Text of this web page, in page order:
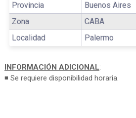
Provincia
Buenos Aires
Zona
CABA
Localidad
Palermo
INFORMACIÓN ADICIONAL:
◾ Se requiere disponibilidad horaria.